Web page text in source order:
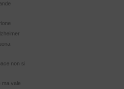
non si
ma vale